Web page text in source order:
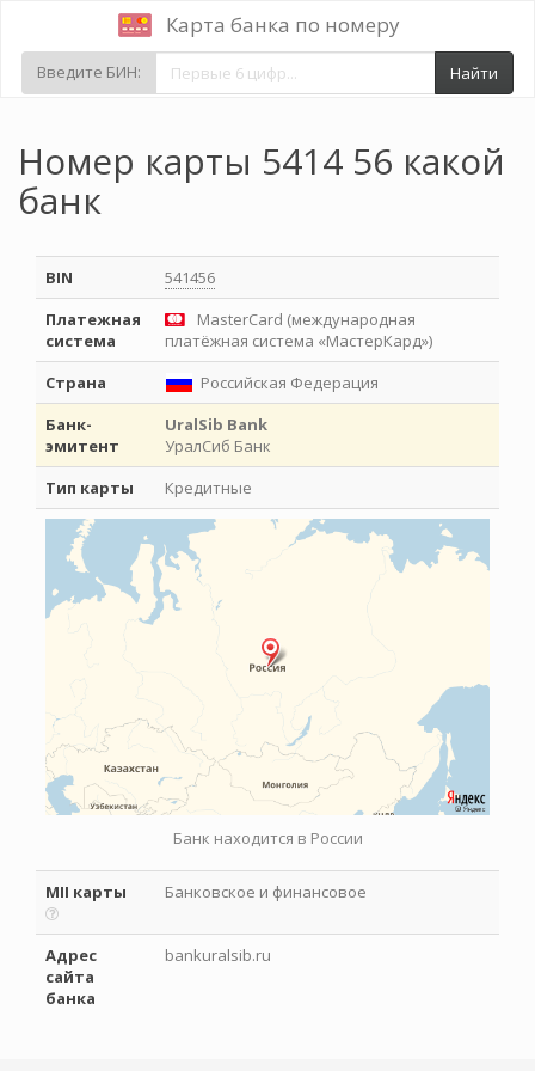
Карта банка по номеру
Введите БИН: Найти
Номер карты 5414 56 какой
банк
BIN
541456
Платежная
система
MasterCard (международная
платёжная система «МастерКард»)
Страна
Российская Федерация
Банк-
эмитент
UralSib Bank
УралСиб Банк
Тип карты
Кредитные
Банк находится в России
MII карты Банковское и финансовое
Адрес
сайта
банка
bankuralsib.ru